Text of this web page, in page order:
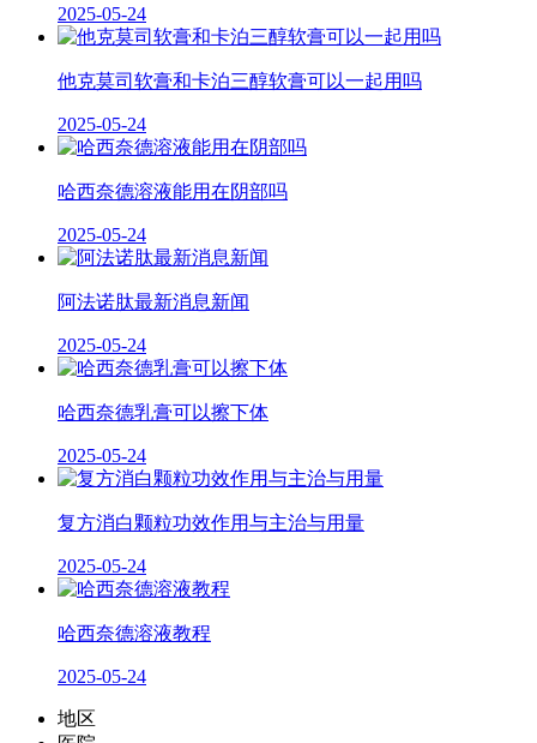
2025-05-24
他克莫司软膏和卡泊三醇软膏可以一起用吗
2025-05-24
哈西奈德溶液能用在阴部吗
2025-05-24
阿法诺肽最新消息新闻
2025-05-24
哈西奈德乳膏可以擦下体
2025-05-24
复方消白颗粒功效作用与主治与用量
2025-05-24
哈西奈德溶液教程
2025-05-24
地区